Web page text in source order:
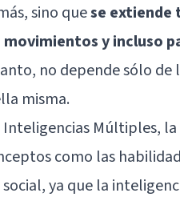
sino quese extiende
y incluso
no depende sólo
misma.
Inteligencias Múltiples,
como las
ya que la